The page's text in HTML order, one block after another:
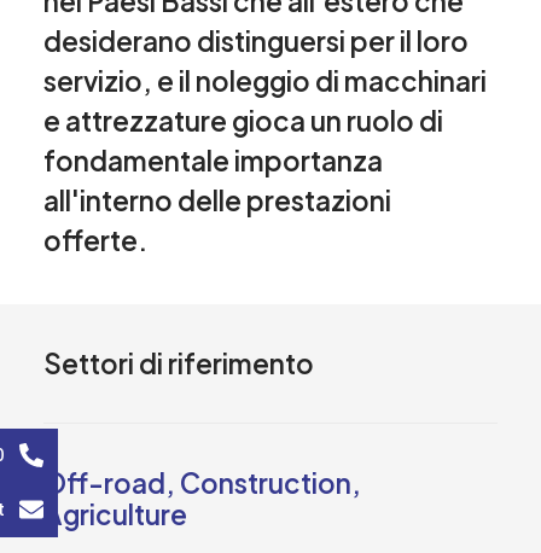
desiderano distinguersi per il loro
servizio, e il noleggio di macchinari
e attrezzature gioca un ruolo di
fondamentale importanza
all'interno delle prestazioni
offerte.
Settori di riferimento
Off-road, Construction,
Agriculture